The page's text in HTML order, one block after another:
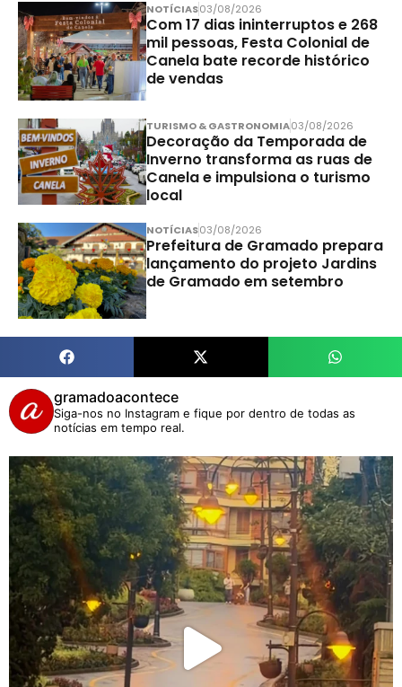
NOTÍCIAS03/08/2026
Com 17 dias ininterruptos e 268
mil pessoas, Festa Colonial de
Canela bate recorde histórico
de vendas
TURISMO & GASTRONOMIA03/08/2026
Decoração da Temporada de
Inverno transforma as ruas de
Canela e impulsiona o turismo
local
NOTÍCIAS03/08/2026
Prefeitura de Gramado prepara
lançamento do projeto Jardins
de Gramado em setembro
gramadoacontece
Siga-nos no Instagram e fique por dentro de todas as
notícias em tempo real.